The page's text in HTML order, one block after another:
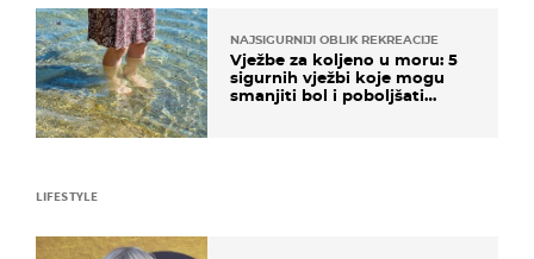
NAJSIGURNIJI OBLIK REKREACIJE
Vježbe za koljeno u moru: 5
sigurnih vježbi koje mogu
smanjiti bol i poboljšati
LIFESTYLE